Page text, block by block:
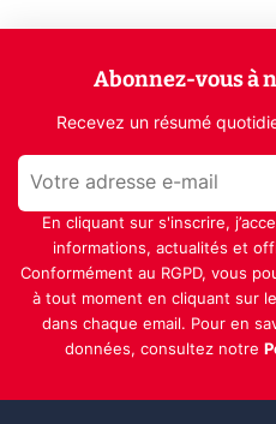
Abonnez-vous à
Recevez un résumé
En cliquant sur s'inscrire,
informations, actualités et
Conformément au RGPD, vous
à tout moment en cliquant sur
dans chaque email. Pour en
données, consultez notre